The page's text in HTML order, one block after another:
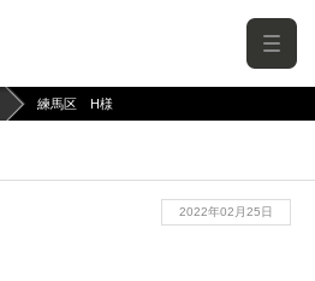
練馬区 H様
2022年02月25日